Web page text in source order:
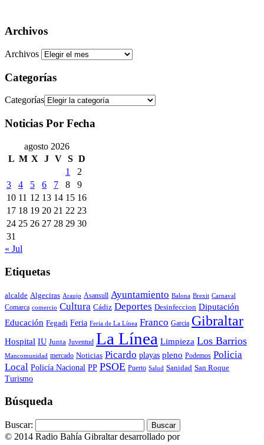
Archivos
Archivos
Categorías
Categorías
Noticias Por Fecha
agosto 2026
L M X J V S D
1
2
3
4 5 6 7 8
9
10 11 12 13 14 15 16
17 18 19 20 21 22 23
24 25 26 27 28 29 30
31
« Jul
Etiquetas
alcalde Algeciras Araujo Asansull Ayuntamiento Balona Brexit Carnaval
Comarca comercio Cultura Cádiz Deportes Desinfeccion Diputación
Educación Fegadi Feria Feria de La Línea Franco Garcia Gibraltar
Hospital IU Junta Juventud La Línea Limpieza Los Barrios
Mancomunidad mercado Noticias Picardo playas pleno Podemos Policia
Local Policía Nacional PP PSOE Puerto Salud Sanidad San Roque
Turismo
Búsqueda
Buscar:
© 2014 Radio Bahía Gibraltar desarrollado por